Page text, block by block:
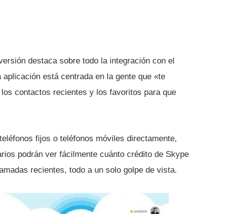
destaca sobre todo la integración con el
está centrada en la gente que «te
contactos recientes y los favoritos para que
fijos o teléfonos móviles directamente,
podrán ver fácilmente cuánto crédito de Skype
recientes, todo a un solo golpe de vista.